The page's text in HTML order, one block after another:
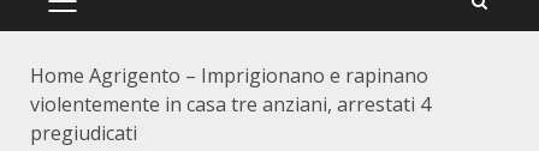
PRIMÄRES
Home Agrigento – Imprigionano e rapinano
violentemente in casa tre anziani, arrestati 4
pregiudicati